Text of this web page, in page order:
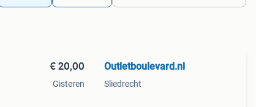
€ 20,00
Gisteren
Outletboulevard.nl
Sliedrecht